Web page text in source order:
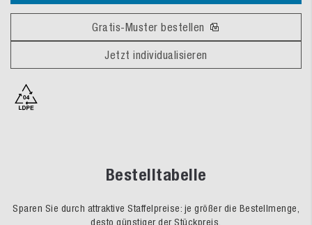
Gratis-Muster bestellen
Jetzt individualisieren
Bestelltabelle
Sparen Sie durch attraktive Staffelpreise: je größer die Bestellmenge,
desto günstiger der Stückpreis.